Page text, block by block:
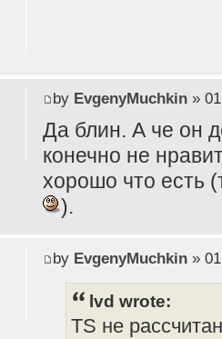
by EvgenyMuchkin» 01
Да блин. А че он
конечно не
хорошо что есть
).
by EvgenyMuchkin» 01
lvd wrote:
TS не